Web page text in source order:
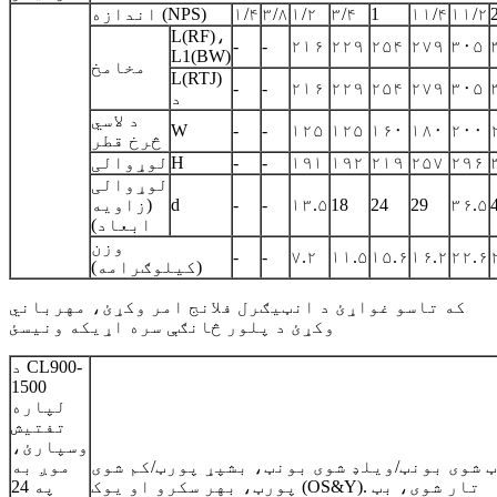
اندازه (NPS) ۱/۴ ۳/۸ ۱/۲ ۳/۴ 1 ۱۱/۴ ۱۱/۲
مخامخ
L(RF)،
L1(BW)
- - ۲۱۶ ۲۲۹ ۲۵۴ ۲۷۹ ۳۰۵
L(RTJ)
د
- - ۲۱۶ ۲۲۹ ۲۵۴ ۲۷۹ ۳۰۵
د لاسي
څرخ قطر
W - - ۱۲۵ ۱۲۵ ۱۶۰ ۱۸۰ ۲۰۰
لوړوالی H - - ۱۹۱ ۱۹۲ ۲۱۹ ۲۵۷ ۲۹۶
لوړوالی
(زاویه
ابعاد)
d - - ۱۳.۵ 18 24 29 ۳۶.۵
وزن
(کیلوګرامه)
- - ۷.۲ ۱۱.۵ ۱۵.۶ ۱۶.۲ ۲۲.۶
که تاسو غواړئ د انټیګرل فلانج امر وکړئ، مهرباني
وکړئ د پلور څانګې سره اړیکه ونیسئ
د CL900-
1500
لپاره
تفتیش
وسپارئ،
موږ به
په 24
شوی بونټ/ویلډ شوی بونټ، بشپړ پورټ/کم شوی
پورټ، بهر سکرو او یوک (OS&Y). تار شوی، بټ